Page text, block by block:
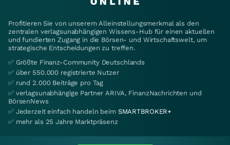
Profitieren Sie von unserem Alleinstellungsmerkmal als den
zentralen verlagsunabhängigen Wissens-Hub für einen aktuellen
und fundierten Zugang in die Börsen- und Wirtschaftswelt, um
strategische Entscheidungen zu treffen.
✅ Größte Finanz-Community Deutschlands
✅ über 550.000 registrierte Nutzer
✅ rund 2.000 Beiträge pro Tag
✅ verlagsunabhängige Partner ARIVA, FinanzNachrichten und
BörsenNews
✅ Jederzeit einfach handeln beim SMARTBROKER+
✅ mehr als 25 Jahre Marktpräsenz